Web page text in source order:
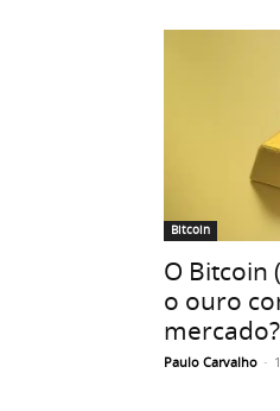
Bitcoin
O Bitcoin
o ouro
mercado?
Paulo Carvalho -